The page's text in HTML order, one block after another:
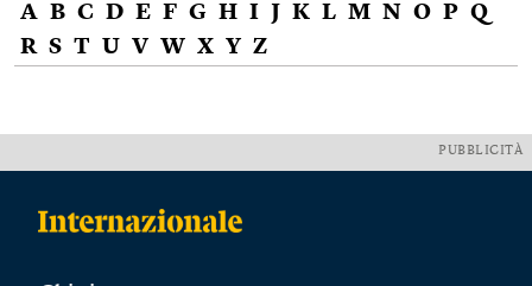
A B C D E F G H I J K L M N O P Q
R S T U V W X Y Z
PUBBLICITÀ